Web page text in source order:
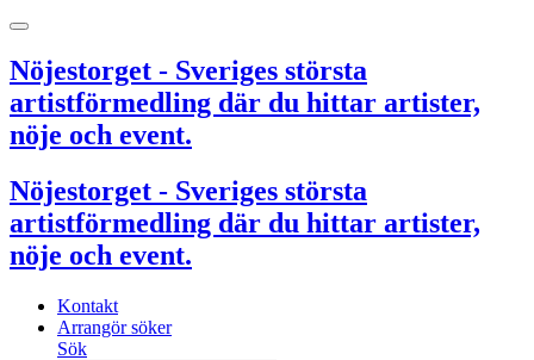
Nöjestorget - Sveriges största
artistförmedling där du hittar artister,
nöje och event.
Nöjestorget - Sveriges största
artistförmedling där du hittar artister,
nöje och event.
Kontakt
Arrangör söker
Sök